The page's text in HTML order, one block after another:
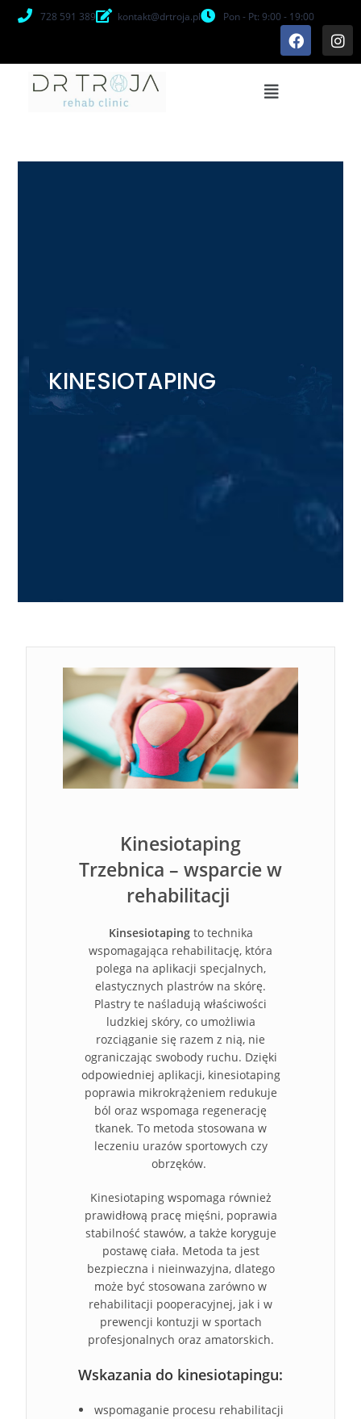
728 591 389 kontakt@drtroja.pl Pon - Pt: 9:00 - 19:00
KINESIOTAPING
Kinesiotaping
Trzebnica – wsparcie w
rehabilitacji
Kinsesiotapingto technika
wspomagająca rehabilitację, która
polega na aplikacji specjalnych,
elastycznych plastrów na skórę.
Plastry te naśladują właściwości
ludzkiej skóry, co umożliwia
rozciąganie się razem z nią, nie
ograniczając swobody ruchu. Dzięki
odpowiedniej aplikacji, kinesiotaping
poprawia mikrokrążeniem redukuje
ból oraz wspomaga regenerację
tkanek. To metoda stosowana w
leczeniu urazów sportowych czy
obrzęków.
Kinesiotaping wspomaga również
prawidłową pracę mięśni, poprawia
stabilność stawów, a także koryguje
postawę ciała. Metoda ta jest
bezpieczna i nieinwazyjna, dlatego
może być stosowana zarówno w
rehabilitacji pooperacyjnej, jak i w
prewencji kontuzji w sportach
profesjonalnych oraz amatorskich.
Wskazania do kinesiotapingu:
wspomaganie procesu rehabilitacji